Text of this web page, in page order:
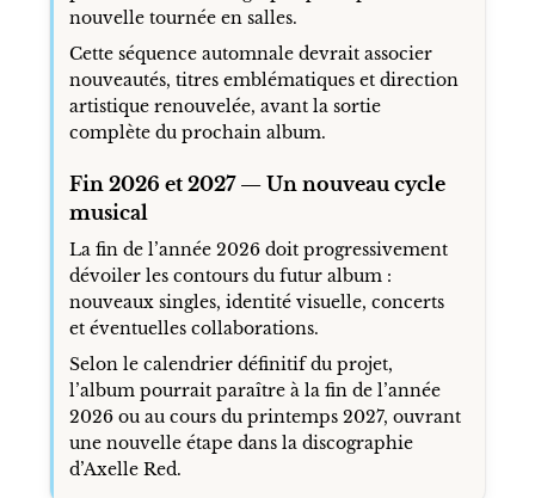
nouvelle tournée en salles.
Cette séquence automnale devrait associer
nouveautés, titres emblématiques et direction
artistique renouvelée, avant la sortie
complète du prochain album.
Fin 2026 et 2027 — Un nouveau cycle
musical
La fin de l’année 2026 doit progressivement
dévoiler les contours du futur album :
nouveaux singles, identité visuelle, concerts
et éventuelles collaborations.
Selon le calendrier définitif du projet,
l’album pourrait paraître à la fin de l’année
2026 ou au cours du printemps 2027, ouvrant
une nouvelle étape dans la discographie
d’Axelle Red.